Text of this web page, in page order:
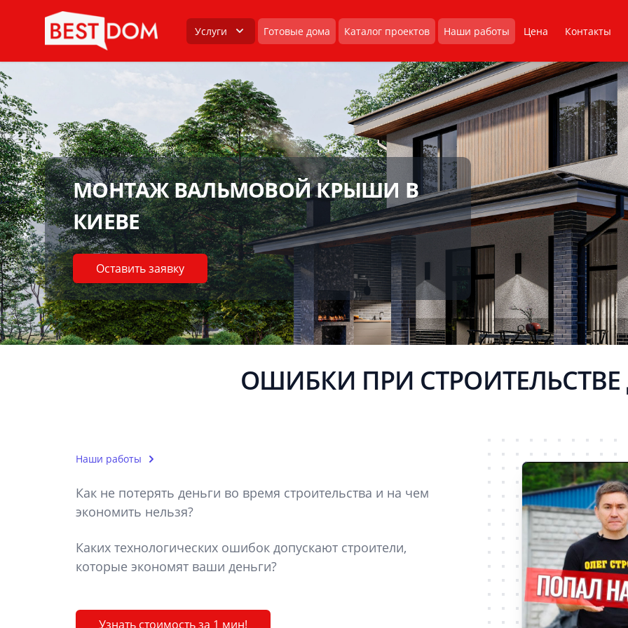
Услуги Готовые дома Каталог проектов Наши работы Цена Контакты
МОНТАЖ ВАЛЬМОВОЙ КРЫШИ В
КИЕВЕ
Оставить заявку
ОШИБКИ ПРИ
Наши работы
Как не потерять деньги во время строительства и на чем
экономить нельзя?
Каких технологических ошибок допускают строители,
которые экономят ваши деньги?
Узнать стоимость за 1 мин!